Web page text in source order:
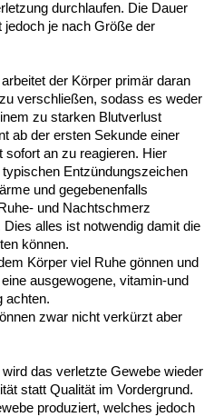
durchlaufen. Die Dauer
jedoch je nach Größe der
arbeitet der Körper primär daran
verschließen, sodass es weder
zu starken Blutverlust
ab der ersten Sekunde einer
sofort an zu reagieren. Hier
Entzündungszeichen
und gegebenenfalls
und Nachtschmerz
alles ist notwendig damit die
können.
Körper viel Ruhe gönnen und
ausgewogene, vitamin-und
achten.
zwar nicht verkürzt aber
wird das verletzte Gewebe wieder
statt Qualität im Vordergrund.
produziert, welches jedoch